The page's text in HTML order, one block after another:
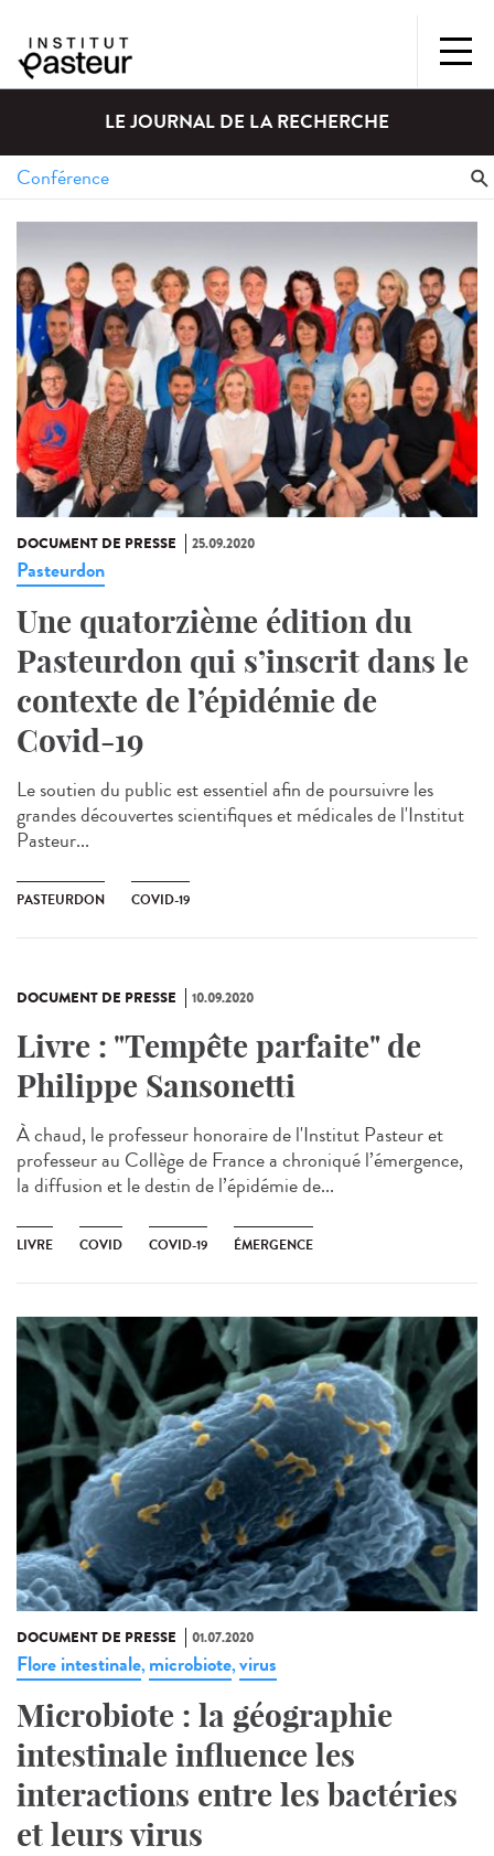
LE JOURNAL DE LA RECHERCHE
DOCUMENT DE PRESSE 25.09.2020
Pasteurdon
Une quatorzième édition du
Pasteurdon qui s’inscrit dans le
contexte de l’épidémie de
Covid-19
Le soutien du public est essentiel afin de poursuivre les
grandes découvertes scientifiques et médicales de l'Institut
Pasteur...
PASTEURDON COVID-19
DOCUMENT DE PRESSE 10.09.2020
Livre : "Tempête parfaite" de
Philippe Sansonetti
À chaud, le professeur honoraire de l'Institut Pasteur et
professeur au Collège de France a chroniqué l’émergence,
la diffusion et le destin de l’épidémie de...
LIVRE COVID COVID-19 ÉMERGENCE
DOCUMENT DE PRESSE 01.07.2020
Flore intestinale, microbiote,virus
Microbiote : la géographie
intestinale influence les
interactions entre les bactéries
et leurs virus